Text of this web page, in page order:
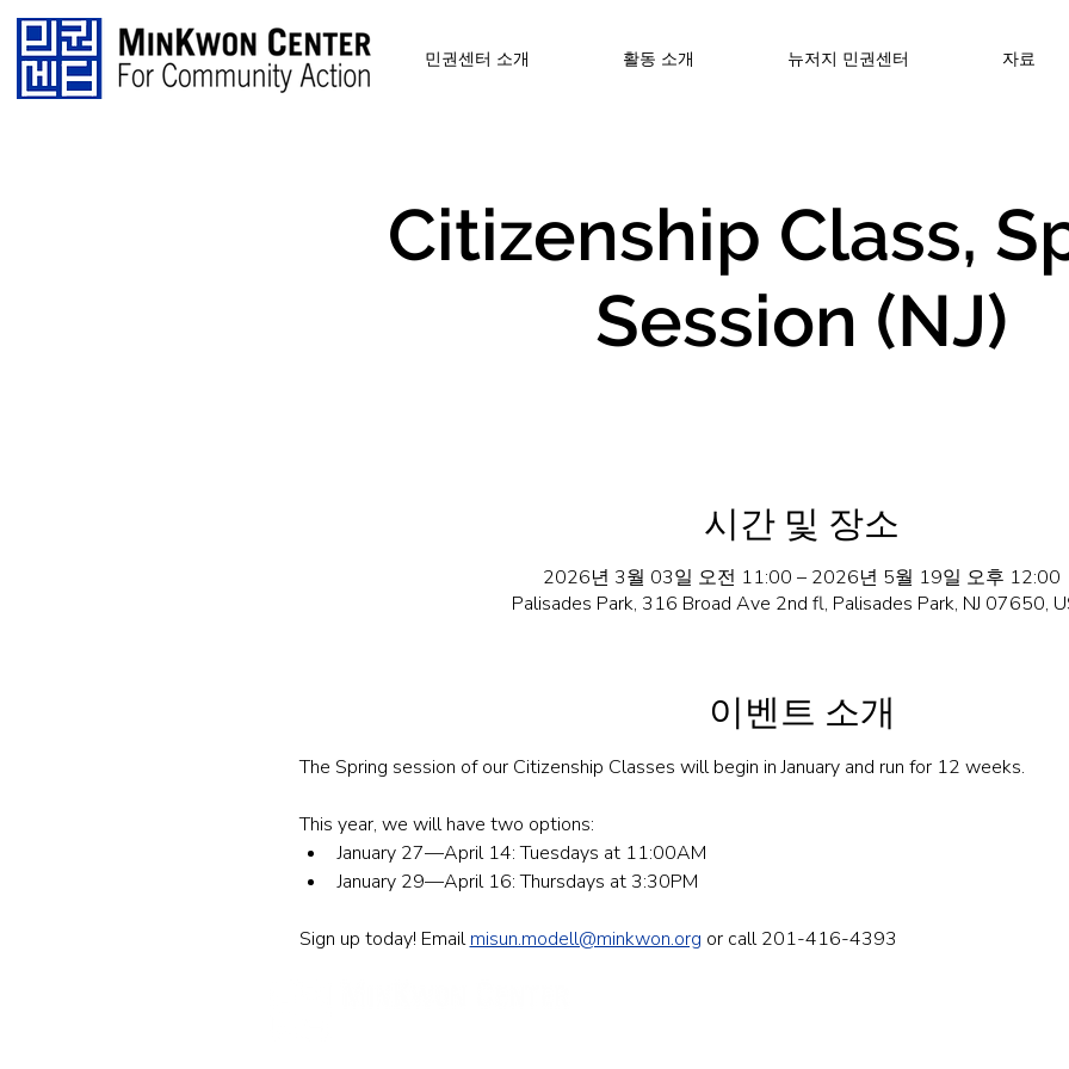
민권센터 소개 활동 소개 뉴저지 민권센터 자료
Citizenship Class,
Session (NJ)
시간 및 장소
2026년 3월 03일 오전 11:00 – 2026년 5월 19일 오후 12:00
Palisades Park, 316 Broad Ave 2nd fl, Palisades Park, NJ 07650,
이벤트 소개
The Spring session of our Citizenship Classes will begin in January and run for 12 weeks.
This year, we will have two options:
​January 27—April 14: Tuesdays at 11:00AM
January 29—April 16: Thursdays at 3:30PM
Sign up today! Email misun.modell@minkwon.org or call 201-416-4393